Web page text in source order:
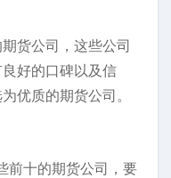
货公司，这些公司
好的口碑以及信
优质的期货公司。
前十的期货公司，要